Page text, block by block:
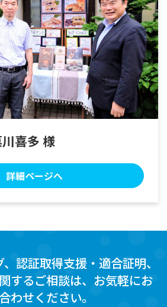
喜多 様
詳細ページへ
認証取得支援・適合証明、
するご相談は、お気軽にお
わせください。